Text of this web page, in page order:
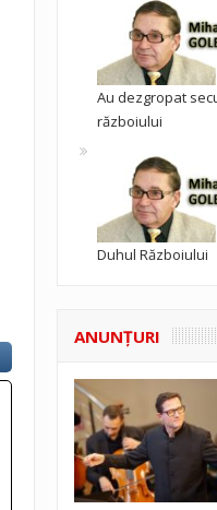
Au dezgropat
războiului
Duhul Războiului
ANUNŢURI